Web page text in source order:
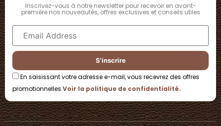
Inscrivez-vous à notre newsletter pour recevoir en avant-
première nos nouveautés, offres exclusives et conseils utiles
En saisissant votre adresse e-mail, vous recevrez des offres
promotionnelles.Voir la politique de confidentialité.